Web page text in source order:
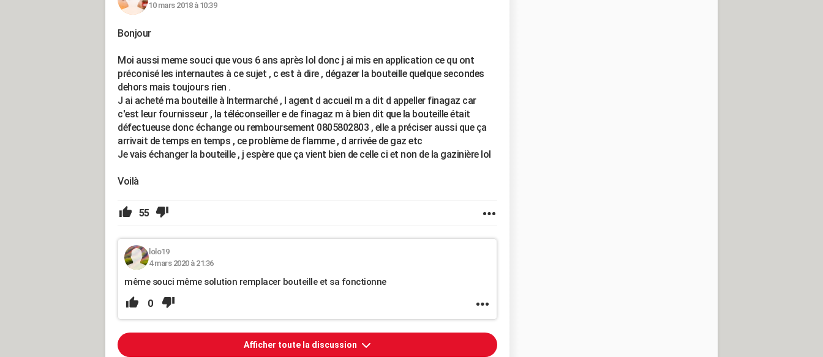
10 mars 2018 à 10:39
Bonjour
Moi aussi meme souci que vous 6 ans après lol donc j ai mis en application ce qu ont
préconisé les internautes à ce sujet , c est à dire , dégazer la bouteille quelque secondes
dehors mais toujours rien .
J ai acheté ma bouteille à Intermarché , l agent d accueil m a dit d appeller finagaz car
c'est leur fournisseur , la téléconseiller e de finagaz m à bien dit que la bouteille était
défectueuse donc échange ou remboursement 0805802803 , elle a préciser aussi que ça
arrivait de temps en temps , ce problème de flamme , d arrivée de gaz etc
Je vais échanger la bouteille , j espère que ça vient bien de celle ci et non de la gazinière lol
Voilà
55
lolo19
4 mars 2020 à 21:36
même souci même solution remplacer bouteille et sa fonctionne
0
Afficher toute la discussion